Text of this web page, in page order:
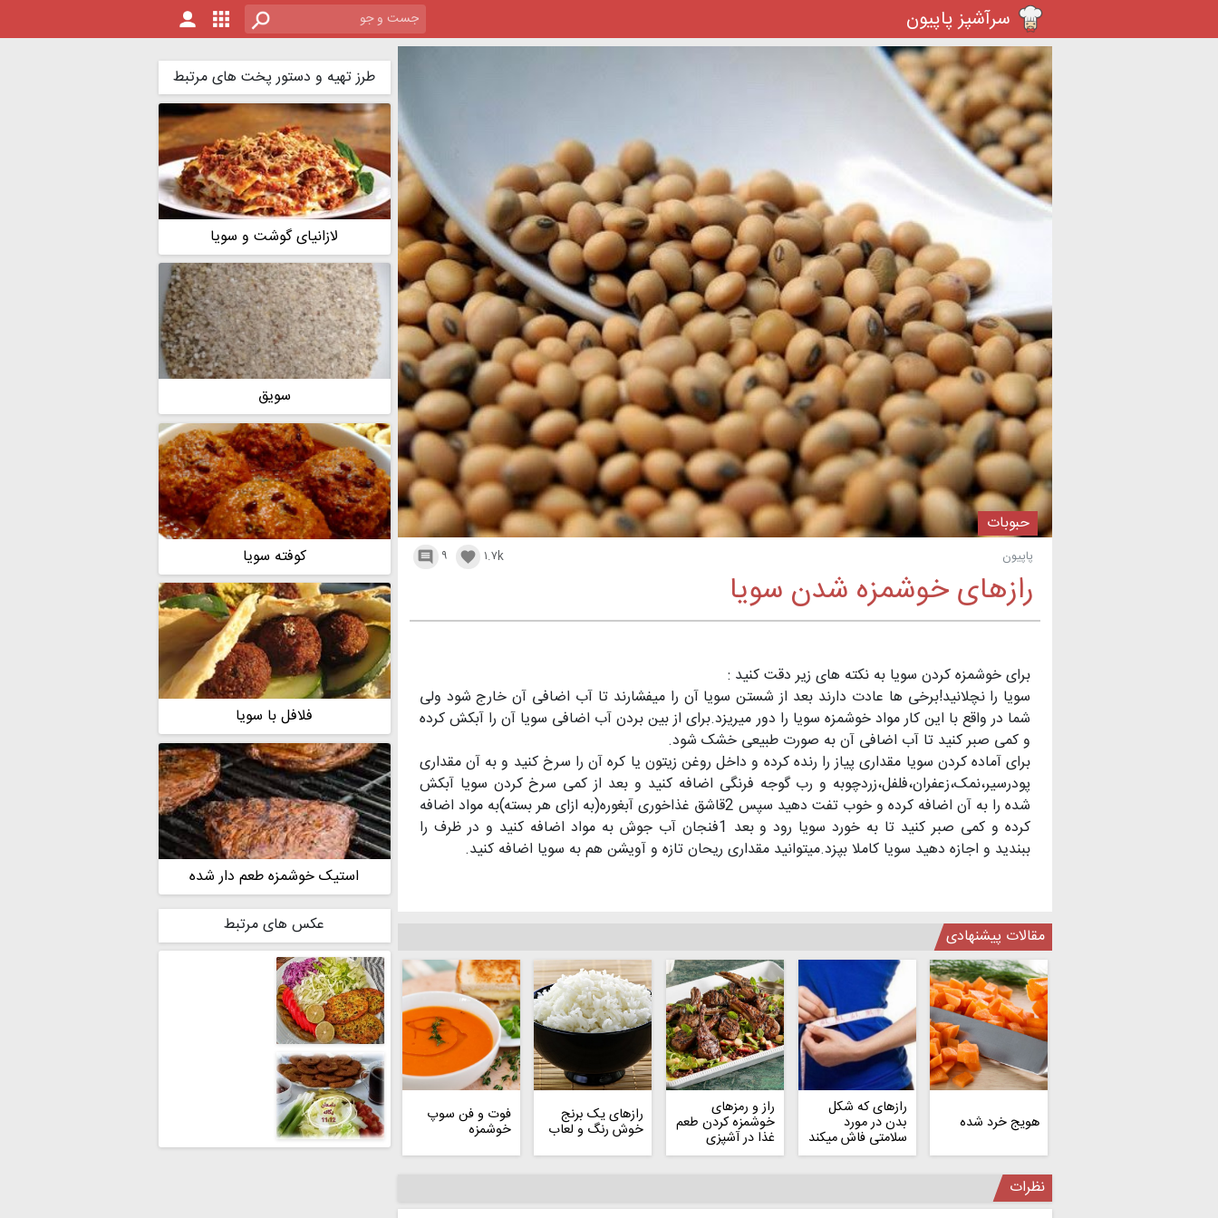
سرآشپز پاپیون
حبوبات
پاپیون ۹  ۱.۷k 
رازهای خوشمزه شدن سویا
برای خوشمزه کردن سویا به نکته هاى زیر دقت کنید :
سویا را نچلانید!برخی ها عادت دارند بعد از شستن سویا آن را میفشارند تا آب اضافی آن خارج شود ولی
شما در واقع با این کار مواد خوشمزه سویا را دور میریزد.برای از بین بردن آب اضافی سویا آن را آبکش کرده
و کمی صبر کنید تا آب اضافی آن به صورت طبیعی خشک شود.
برای آماده کردن سویا مقداری پیاز را رنده کرده و داخل روغن زیتون یا کره آن را سرخ کنید و به آن مقداری
پودرسیر،نمک،زعفران،فلفل،زردچوبه و رب گوجه فرنگی اضافه کنید و بعد از کمی سرخ کردن سویا آبکش
شده را به آن اضافه کرده و خوب تفت دهید سپس 2قاشق غذاخوری آبغوره(به ازای هر بسته)به مواد اضافه
کرده و کمی صبر کنید تا به خورد سویا رود و بعد 1فنجان آب جوش به مواد اضافه کنید و در ظرف را
ببندید و اجازه دهید سویا کاملا بپزد.میتوانید مقداری ریحان تازه و آویشن هم به سویا اضافه کنید.
مقالات پیشنهادی
هویج خرد شده
رازهای که شکل
بدن در مورد
سلامتی فاش میکند
راز و رمزهای
خوشمزه کردن طعم
غذا در آشپزی
رازهای یک برنج
خوش رنگ و لعاب
فوت و فن سوپ
خوشمزه
نظرات
طرز تهیه و دستور پخت های مرتبط
لازانیای گوشت و سویا
سویق
کوفته سویا
فلافل با سویا
استیک خوشمزه طعم دار شده
عکس های مرتبط